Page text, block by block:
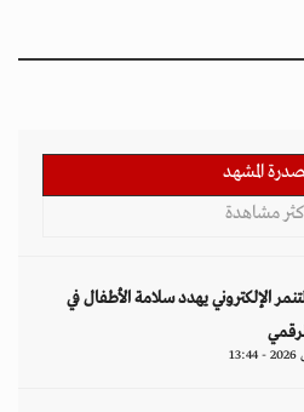
المشهد
مشاهدة
الإلكتروني يهدد سلامة الأطفال في